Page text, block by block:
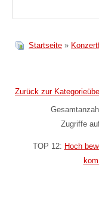
Startseite »
Zurück zur
Zugriffe
TOP 12: Hoch